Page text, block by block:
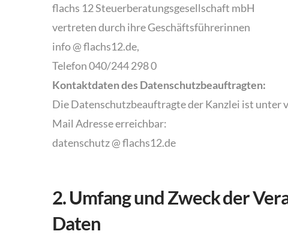
flachs 12 Steuerberatungsgesellschaft mbH
vertreten durch ihre Geschäftsführerinnen
info @ flachs12.de,
Telefon 040/244 298 0
Kontaktdaten des Datenschutzbeauftragten:
Die Datenschutzbeauftragte der Kanzlei ist unter
Mail Adresse erreichbar:
datenschutz @ flachs12.de
2. Umfang und Zweck der
Daten